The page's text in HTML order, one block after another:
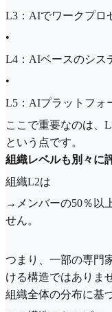
L3：AIでワークプロ
•
L4：AIベースのシス
•
L5：AIプラットフォ
ここで重要なのは、
という点です。
組織レベルも別々に
組織L2は
→メンバーの50％以
せん。
つまり、一部の専門
ける構造ではありま
組織全体の分布に基